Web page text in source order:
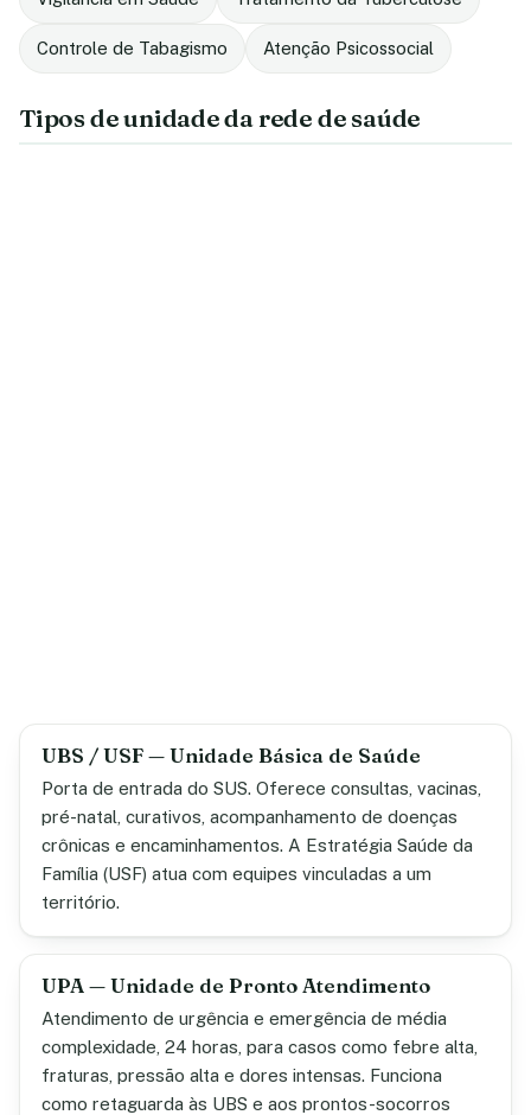
Controle de Tabagismo Atenção Psicossocial
Tipos de unidade da rede de saúde
UBS / USF — Unidade Básica de Saúde
Porta de entrada do SUS. Oferece consultas, vacinas,
pré-natal, curativos, acompanhamento de doenças
crônicas e encaminhamentos. A Estratégia Saúde da
Família (USF) atua com equipes vinculadas a um
território.
UPA — Unidade de Pronto Atendimento
Atendimento de urgência e emergência de média
complexidade, 24 horas, para casos como febre alta,
fraturas, pressão alta e dores intensas. Funciona
como retaguarda às UBS e aos prontos-socorros